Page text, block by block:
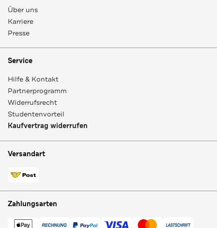
Über uns
Karriere
Presse
Service
Hilfe & Kontakt
Partnerprogramm
Widerrufsrecht
Studentenvorteil
Kaufvertrag widerrufen
Versandart
Zahlungsarten